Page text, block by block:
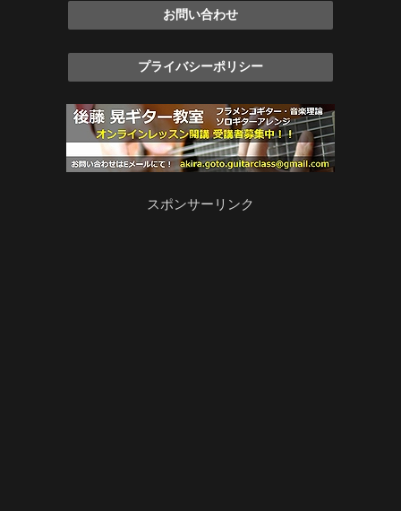
お問い合わせ
プライバシーポリシー
スポンサーリンク